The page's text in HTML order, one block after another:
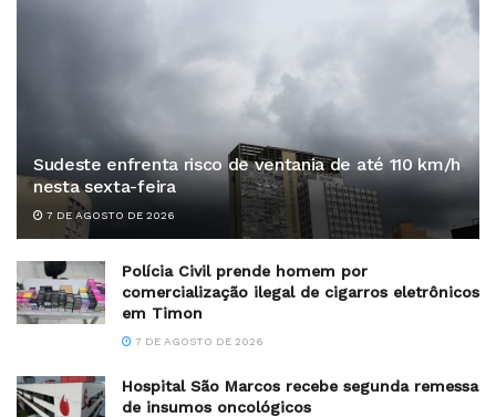
Sudeste enfrenta risco de ventania de até 110 km/h
nesta sexta-feira
7 DE AGOSTO DE 2026
Polícia Civil prende homem por
comercialização ilegal de cigarros eletrônicos
em Timon
7 DE AGOSTO DE 2026
Hospital São Marcos recebe segunda remessa
de insumos oncológicos